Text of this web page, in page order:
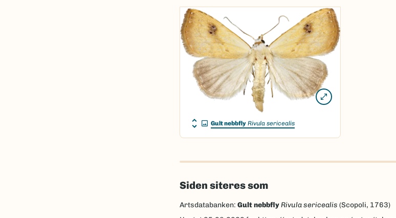
Gult nebbfly Rivula sericealis
Siden siteres som
Artsdatabanken: Gult nebbflyRivula sericealis (Scopoli, 1763)